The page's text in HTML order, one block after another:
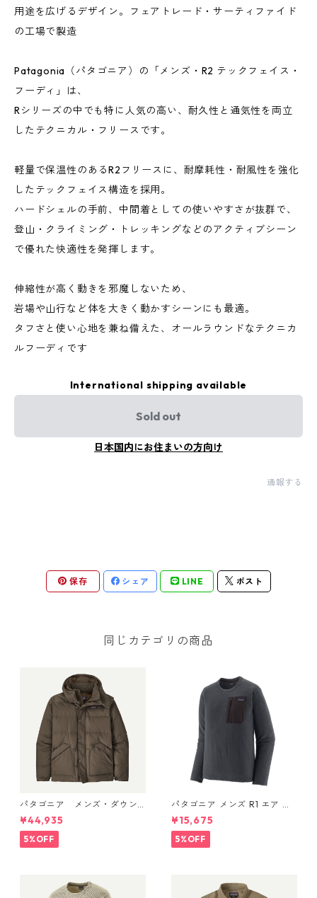
用途を広げるデザイン。フェアトレード・サーティファイド
の工場で製造
Patagonia（パタゴニア）の「メンズ・R2 テックフェイス・
フーディ」は、
Rシリーズの中でも特に人気の高い、耐久性と通気性を両立
したテクニカル・フリースです。
軽量で保温性のあるR2フリースに、耐摩耗性・耐風性を強化
したテックフェイス構造を採用。
ハードシェルの手前、中間着としての使いやすさが抜群で、
登山・クライミング・トレッキングなどのアクティブシーン
で優れた快適性を発揮します。
伸縮性が高く動きを邪魔しないため、
岩場や山行など体を大きく動かすシーンにも最適。
タフさと使い心地を兼ね備えた、オールラウンドなテクニカ
ルフーディです
International shipping available
Sold out
日本国内にお住まいの方向け
通報する
保存 シェア LINE ポスト
同じカテゴリの商品
パタゴニア メンズ・ダウン
ドリフト・ジャケット (カラ
ー Otter Brown) Patagonia
Men's Downdrift Jacket 日
本正規品 製品番号 20600
¥44,935
5%OFF
パタゴニア メンズ R1 エア ク
ルー 40236 Smolder Blue
¥15,675
5%OFF